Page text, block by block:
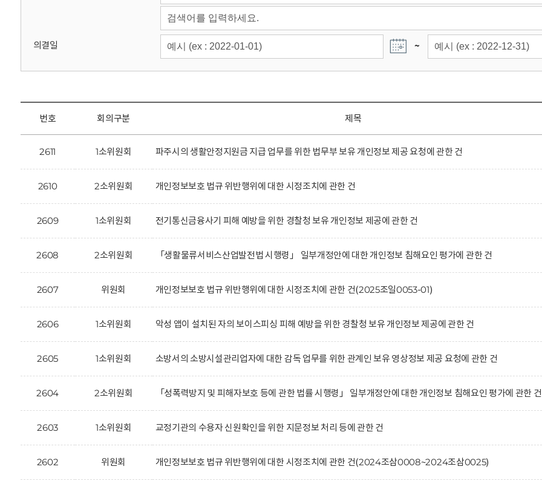
의결일 ~
번호 회의구분 제목
2611 1소위원회 파주시의 생활안정지원금 지급 업무를 위한 법무부 보유 개인정보 제공 요청에 관한 건
2610 2소위원회 개인정보보호 법규 위반행위에 대한 시정조치에 관한 건
2609 1소위원회 전기통신금융사기 피해 예방을 위한 경찰청 보유 개인정보 제공에 관한 건
2608 2소위원회 「생활물류서비스산업발전법 시행령」 일부개정안에 대한 개인정보 침해요인 평가에 관한 건
2607 위원회 개인정보보호 법규 위반행위에 대한 시정조치에 관한 건(2025조일0053-01)
2606 1소위원회 악성 앱이 설치된 자의 보이스피싱 피해 예방을 위한 경찰청 보유 개인정보 제공에 관한 건
2605 1소위원회 소방서의 소방시설관리업자에 대한 감독 업무를 위한 관계인 보유 영상정보 제공 요청에 관한 건
2604 2소위원회 「성폭력방지 및 피해자보호 등에 관한 법률 시행령」 일부개정안에 대한 개인정보 침해요인 평가에 관한 건
2603 1소위원회 교정기관의 수용자 신원확인을 위한 지문정보 처리 등에 관한 건
2602 위원회 개인정보보호 법규 위반행위에 대한 시정조치에 관한 건(2024조삼0008~2024조삼0025)